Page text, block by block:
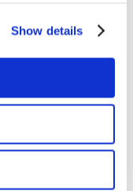
Show details